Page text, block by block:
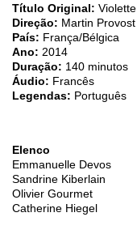
Título Original: Violette
Direção: Martin Provost
País: França/Bélgica
Ano: 2014
Duração: 140 minutos
Áudio: Francês
Legendas: Português
Elenco
Emmanuelle Devos
Sandrine Kiberlain
Olivier Gourmet
Catherine Hiegel